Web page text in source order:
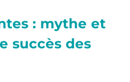
: mythe et
succès des